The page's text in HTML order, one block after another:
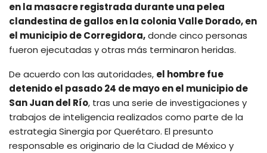
en la masacre registrada durante una pelea
clandestina de gallos en la colonia Valle Dorado, en
el municipio de Corregidora,donde cinco personas
fueron ejecutadas y otras más terminaron heridas.
De acuerdo con las autoridades, el hombre fue
detenido el pasado 24 de mayo en el municipio de
San Juan del Río, tras una serie de investigaciones y
trabajos de inteligencia realizados como parte de la
estrategia Sinergia por Querétaro. El presunto
responsable es originario de la Ciudad de México y